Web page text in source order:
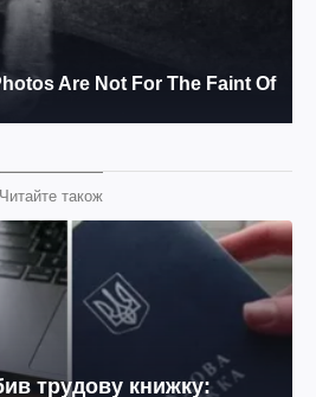
Читайте також
трудову книжку: